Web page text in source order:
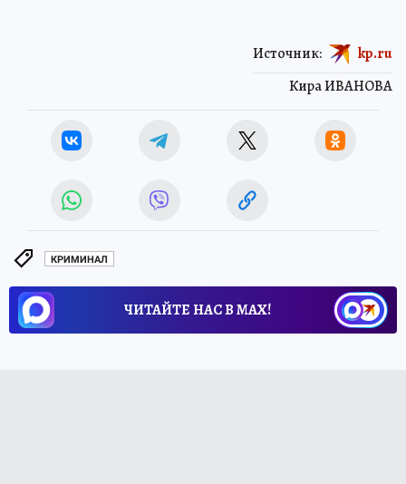
Кира ИВАНОВА
Источник: kp.ru
КРИМИНАЛ
ЧИТАЙТЕ НАС В МАХ!